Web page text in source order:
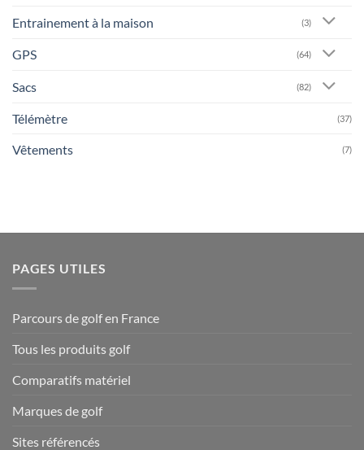
Entrainement à la maison (3)
GPS (64)
Sacs (82)
Télémètre (37)
Vêtements (7)
PAGES UTILES
Parcours de golf en France
Tous les produits golf
Comparatifs matériel
Marques de golf
Sites référencés